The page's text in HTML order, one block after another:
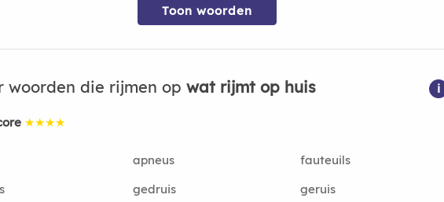
Toon woorden
woorden die rijmen op wat rijmt op huis i
★★★★
apneus
fauteuils
gedruis
geruis